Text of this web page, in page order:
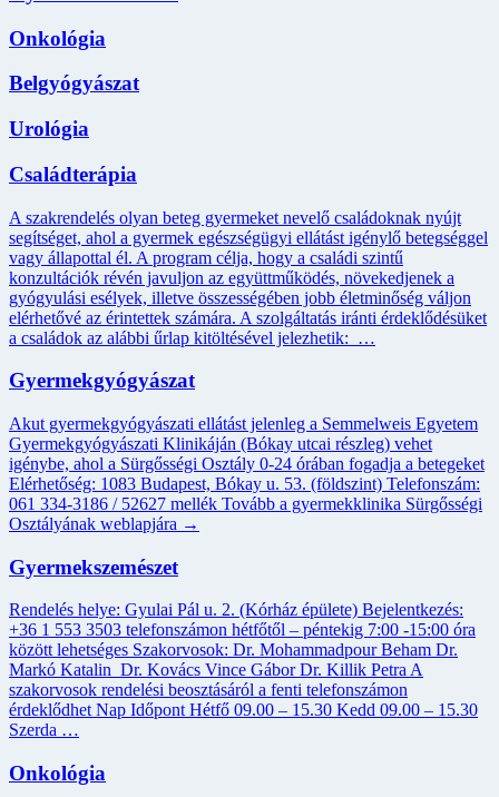
Onkológia
Belgyógyászat
Urológia
Családterápia
A szakrendelés olyan beteg gyermeket nevelő családoknak nyújt
segítséget, ahol a gyermek egészségügyi ellátást igénylő betegséggel
vagy állapottal él. A program célja, hogy a családi szintű
konzultációk révén javuljon az együttműködés, növekedjenek a
gyógyulási esélyek, illetve összességében jobb életminőség váljon
elérhetővé az érintettek számára. A szolgáltatás iránti érdeklődésüket
a családok az alábbi űrlap kitöltésével jelezhetik: …
Gyermekgyógyászat
Akut gyermekgyógyászati ellátást jelenleg a Semmelweis Egyetem
Gyermekgyógyászati Klinikáján (Bókay utcai részleg) vehet
igénybe, ahol a Sürgősségi Osztály 0-24 órában fogadja a betegeket
Elérhetőség: 1083 Budapest, Bókay u. 53. (földszint) Telefonszám:
061 334-3186 / 52627 mellék Tovább a gyermekklinika Sürgősségi
Osztályának weblapjára →
Gyermekszemészet
Rendelés helye: Gyulai Pál u. 2. (Kórház épülete) Bejelentkezés:
+36 1 553 3503 telefonszámon hétfőtől – péntekig 7:00 -15:00 óra
között lehetséges Szakorvosok: Dr. Mohammadpour Beham Dr.
Markó Katalin Dr. Kovács Vince Gábor Dr. Killik Petra A
szakorvosok rendelési beosztásáról a fenti telefonszámon
érdeklődhet Nap Időpont Hétfő 09.00 – 15.30 Kedd 09.00 – 15.30
Szerda …
Onkológia